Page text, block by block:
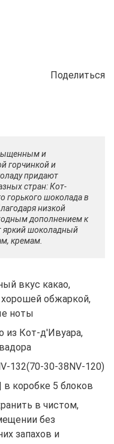
Поделиться
и
горчинкой и
придают
стран: Кот-
горького шоколада в
низкой
дополнением к
яркий шоколадный
кремам.
вкус какао,
хорошей обжаркой,
ноты
из Кот-д'Ивуара,
132(70-30-38NV-120)
в коробке 5 блоков
в чистом,
без
запахов и